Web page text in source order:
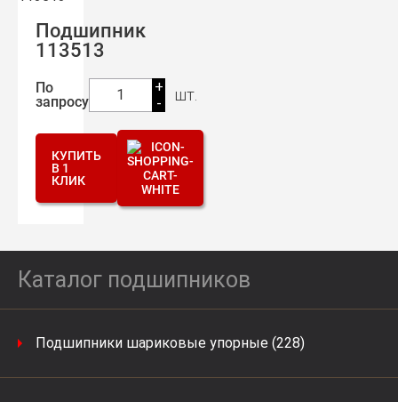
Каталог подшипников
Подшипники шариковые упорные (228)
Подшипник
113513
По
запросу
1
+
-
шт.
КУПИТЬ
В 1
КЛИК